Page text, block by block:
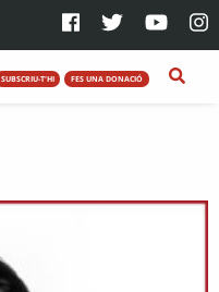
SUBSCRIU-T'HI FES UNA DONACIÓ